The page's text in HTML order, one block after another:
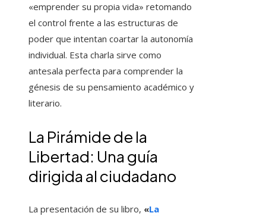
«emprender su propia vida» retomando
el control frente a las estructuras de
poder que intentan coartar la autonomía
individual. Esta charla sirve como
antesala perfecta para comprender la
génesis de su pensamiento académico y
literario.
La Pirámide de la
Libertad: Una guía
dirigida al ciudadano
La presentación de su libro, «La